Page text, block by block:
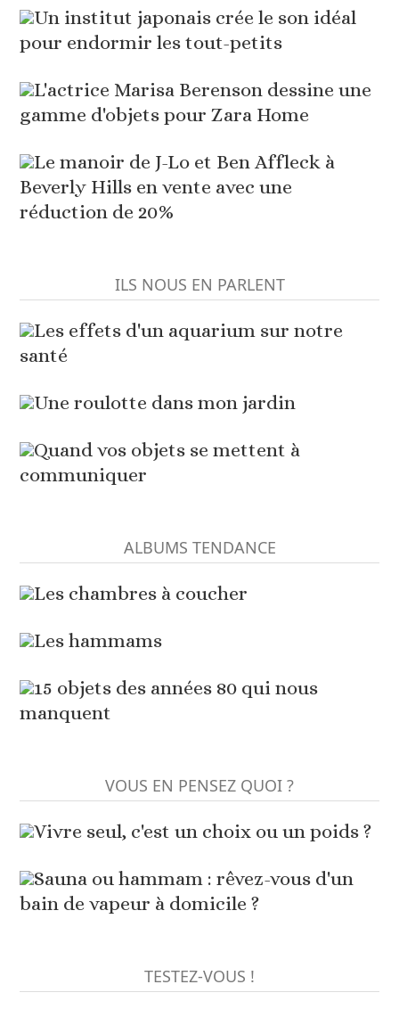
Un institut japonais crée le son idéal
pour endormir les tout-petits
L'actrice Marisa Berenson dessine une
gamme d'objets pour Zara Home
Le manoir de J-Lo et Ben Affleck à
Beverly Hills en vente avec une
réduction de 20%
ILS NOUS EN PARLENT
Les effets d'un aquarium sur notre
santé
Une roulotte dans mon jardin
Quand vos objets se mettent à
communiquer
ALBUMS TENDANCE
Les chambres à coucher
Les hammams
15 objets des années 80 qui nous
manquent
VOUS EN PENSEZ QUOI ?
Vivre seul, c'est un choix ou un poids ?
Sauna ou hammam : rêvez-vous d'un
bain de vapeur à domicile ?
TESTEZ-VOUS !